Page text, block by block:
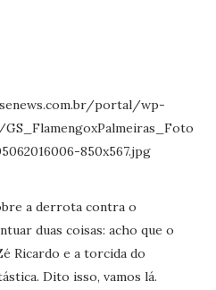
a derrota contra o
duas coisas: acho que o
Ricardo e a torcida do
Dito isso, vamos lá.